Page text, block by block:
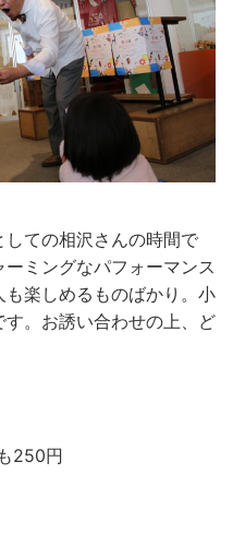
ての相沢さんの時間で
ミングなパフォーマンス
楽しめるものばかり。小
。お誘い合わせの上、ど
250円